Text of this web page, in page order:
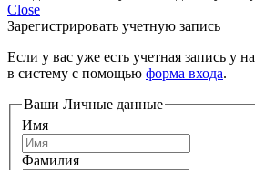
Close
Зарегистрировать учетную запись
Если у вас уже есть учетная запись у
в систему с помощью форма входа.
Ваши Личные данные
Имя
Фамилия